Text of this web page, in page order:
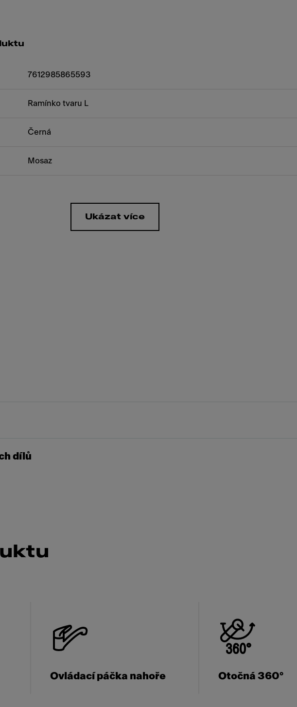
7612985865593
Ramínko tvaru L
Černá
Mosaz
Ukázat více
dílů
Ovládací páčka nahoře Otočná 360°